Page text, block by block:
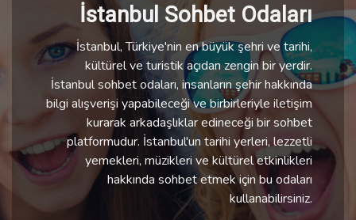
İstanbul Sohbet Odaları
İstanbul, Türkiye'nin en büyük şehri ve tarihi,
kültürel ve turistik açıdan zengin bir yerdir.
İstanbul sohbet odaları, insanların şehir hakkında
bilgi alışverişi yapabileceği ve birbirleriyle iletişim
kurarak arkadaşlıklar edineceği bir sohbet
platformudur. İstanbul'un tarihi yerleri, lezzetli
yemekleri, müzikleri ve kültürel etkinlikleri
hakkında sohbet etmek için bu odaları
kullanabilirsiniz.